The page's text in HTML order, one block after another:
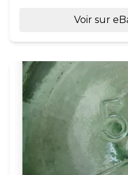
Voir sur